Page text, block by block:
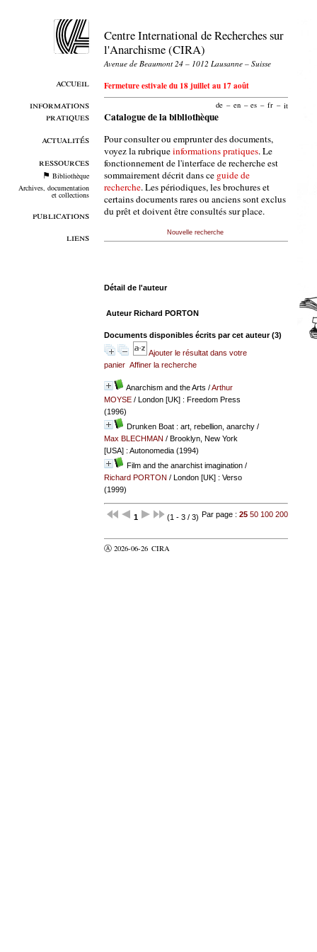
accueil
informations
pratiques
actualités
ressources
Bibliothèque
Archives, documentation
et collections
publications
liens
Centre International de Recherches sur
l'Anarchisme (CIRA)
Avenue de Beaumont 24 – 1012 Lausanne – Suisse
Fermeture estivale du 18 juillet au 17 août
de – en – es – fr – it
Catalogue de la bibliothèque
Pour consulter ou emprunter des documents,
voyez la rubriqueinformations pratiques. Le
fonctionnement de l'interface de recherche est
sommairement décrit dans ce guide de
recherche. Les périodiques, les brochures et
certains documents rares ou anciens sont exclus
du prêt et doivent être consultés sur place.
Nouvelle recherche
Détail de l'auteur
Auteur Richard PORTON
Documents disponibles écrits par cet auteur (3)
Ajouter le résultat dans votre
panier Affiner la recherche
Anarchism and the Arts /Arthur
MOYSE/ London [UK] : Freedom Press
(1996)
Drunken Boat : art, rebellion, anarchy/
Max BLECHMAN / Brooklyn, New York
[USA] : Autonomedia (1994)
Film and the anarchist imagination/
Richard PORTON / London [UK] : Verso
(1999)
1 (1 - 3 / 3) Par page : 25 50 100 200
Ⓐ 2026-06-26 CIRA